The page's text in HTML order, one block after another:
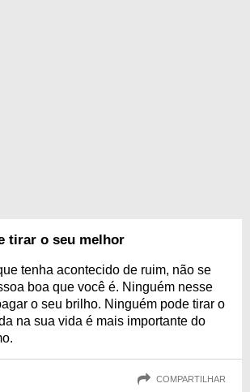
tirar o seu melhor
tenha acontecido de ruim, não se
boa que você é. Ninguém nesse
o seu brilho. Ninguém pode tirar o
na sua vida é mais importante do
COMPARTILHAR